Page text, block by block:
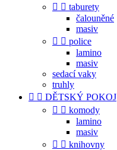
  taburety
čalouněné
masiv
  police
lamino
masiv
sedací vaky
truhly
  DĚTSKÝ POKOJ
  komody
lamino
masiv
  knihovny